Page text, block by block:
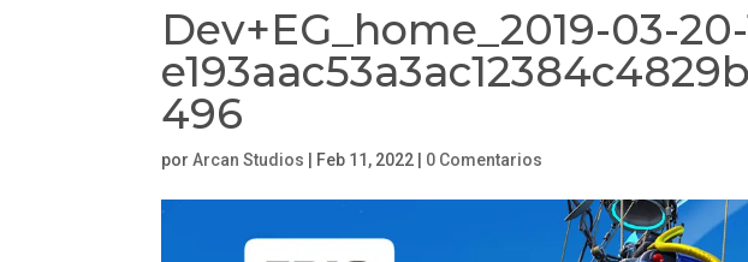
Dev+EG_home_2019-03-
496
porArcan Studios Feb 11, 2022 0 Comentarios